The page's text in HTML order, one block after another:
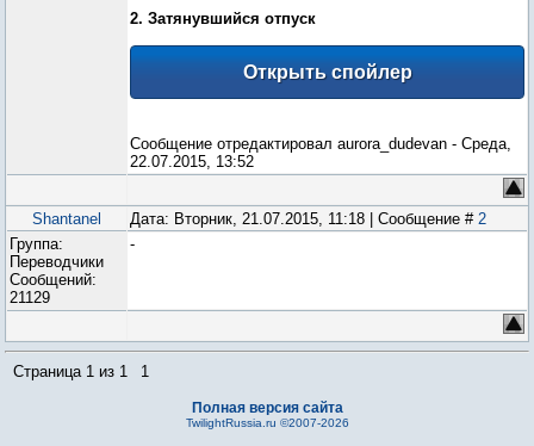
2. Затянувшийся отпуск
Сообщение отредактировал aurora_dudevan - Среда,
22.07.2015, 13:52
Shantanel Дата: Вторник, 21.07.2015, 11:18 | Сообщение # 2
Группа:
Переводчики
Сообщений:
21129
-
Страница 1 из 1 1
Полная версия сайта
TwilightRussia.ru ©2007-2026